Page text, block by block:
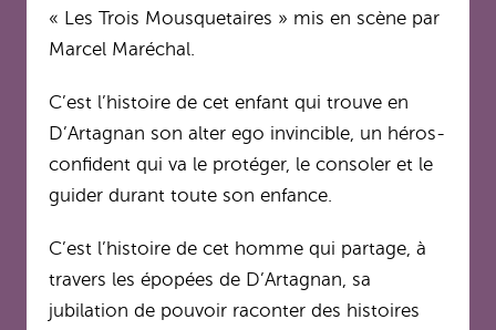
« Les Trois Mousquetaires » mis en scène par
Marcel Maréchal.
C’est l’histoire de cet enfant qui trouve en
D’Artagnan son alter ego invincible, un héros-
confident qui va le protéger, le consoler et le
guider durant toute son enfance.
C’est l’histoire de cet homme qui partage, à
travers les épopées de D’Artagnan, sa
jubilation de pouvoir raconter des histoires